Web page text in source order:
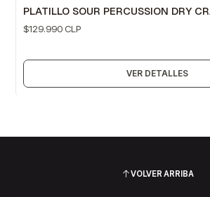
PLATILLO SOUR PERCUSSION DRY
$129.990 CLP
VER DETALLES
VOLVER ARRIBA